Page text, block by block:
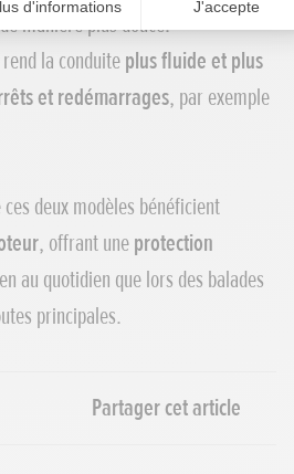
manière plus douce.
la conduiteplus fluide et plus
et redémarrages, par exemple
ces deux modèles bénéficient
, offrant uneprotection
au quotidien que lors des balades
principales.
Partager cet article